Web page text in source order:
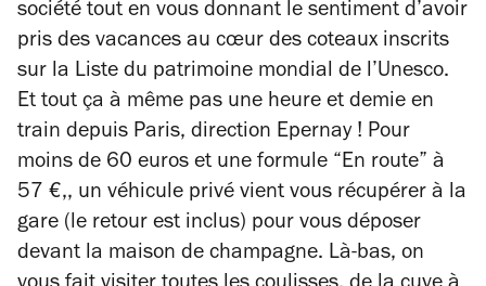
société tout en vous donnant le sentiment d’avoir
pris des vacances au cœur des coteaux inscrits
sur la Liste du patrimoine mondial de l’Unesco.
Et tout ça à même pas une heure et demie en
train depuis Paris, direction Epernay ! Pour
moins de 60 euros et une formule “En route” à
57 €,, un véhicule privé vient vous récupérer à la
gare (le retour est inclus) pour vous déposer
devant la maison de champagne. Là-bas, on